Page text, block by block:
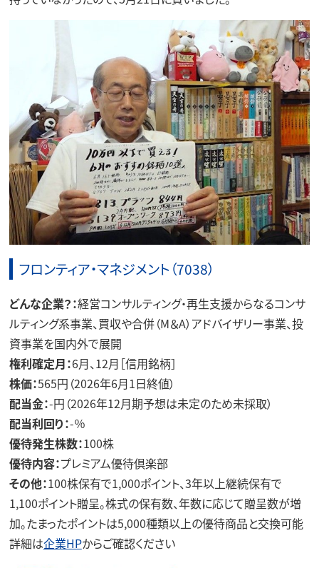
フロンティア・マネジメント（7038）
どんな企業？：経営コンサルティング・再生支援からなるコンサ
ルティング系事業、買収や合併（M＆A）アドバイザリー事業、投
資事業を国内外で展開
権利確定月：6月、12月［信用銘柄］
株価：565円（2026年6月1日終値）
配当金：-円（2026年12月期予想は未定のため未採取）
配当利回り：-％
優待発生株数：100株
優待内容：プレミアム優待倶楽部
その他：100株保有で1,000ポイント、3年以上継続保有で
1,100ポイント贈呈。株式の保有数、年数に応じて贈呈数が増
加。たまったポイントは5,000種類以上の優待商品と交換可能
詳細は企業HPからご確認ください